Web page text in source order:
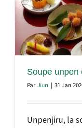
Soupe unpen
ParJiun | 31 Jan
Unpenjiru, la